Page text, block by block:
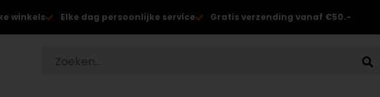
winkels Elke dag persoonlijke service Gratis verzending vanaf €50.-